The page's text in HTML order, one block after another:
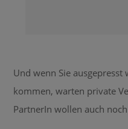
Und wenn Sie
kommen, warten private
PartnerIn wollen auch